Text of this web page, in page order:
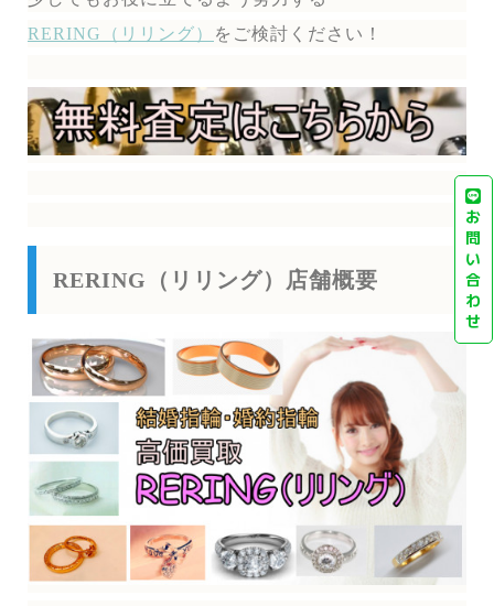
RERING（リリング）
を ご検討ください！
RERING（リリング）店舗概要
お
問
い
合
わ
せ